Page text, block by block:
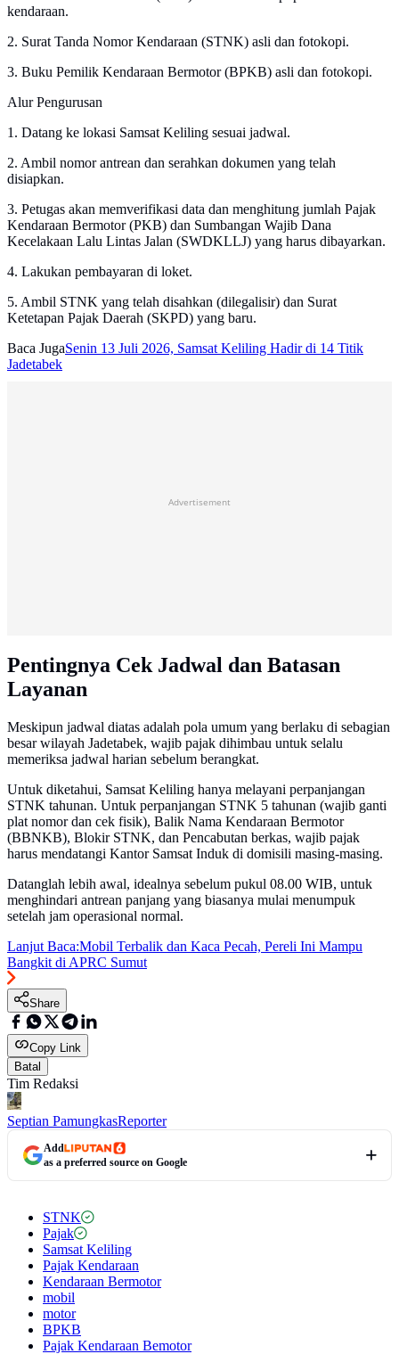
kendaraan.
2. Surat Tanda Nomor Kendaraan (STNK) asli dan fotokopi.
3. Buku Pemilik Kendaraan Bermotor (BPKB) asli dan fotokopi.
Alur Pengurusan
1. Datang ke lokasi Samsat Keliling sesuai jadwal.
2. Ambil nomor antrean dan serahkan dokumen yang telah
disiapkan.
3. Petugas akan memverifikasi data dan menghitung jumlah Pajak
Kendaraan Bermotor (PKB) dan Sumbangan Wajib Dana
Kecelakaan Lalu Lintas Jalan (SWDKLLJ) yang harus dibayarkan.
4. Lakukan pembayaran di loket.
5. Ambil STNK yang telah disahkan (dilegalisir) dan Surat
Ketetapan Pajak Daerah (SKPD) yang baru.
Baca JugaSenin 13 Juli 2026, Samsat Keliling Hadir di 14 Titik
Jadetabek
Advertisement
Pentingnya Cek Jadwal dan Batasan
Layanan
Meskipun jadwal diatas adalah pola umum yang berlaku di sebagian
besar wilayah Jadetabek, wajib pajak dihimbau untuk selalu
memeriksa jadwal harian sebelum berangkat.
Untuk diketahui, Samsat Keliling hanya melayani perpanjangan
STNK tahunan. Untuk perpanjangan STNK 5 tahunan (wajib ganti
plat nomor dan cek fisik), Balik Nama Kendaraan Bermotor
(BBNKB), Blokir STNK, dan Pencabutan berkas, wajib pajak
harus mendatangi Kantor Samsat Induk di domisili masing-masing.
Datanglah lebih awal, idealnya sebelum pukul 08.00 WIB, untuk
menghindari antrean panjang yang biasanya mulai menumpuk
setelah jam operasional normal.
Lanjut Baca:Mobil Terbalik dan Kaca Pecah, Pereli Ini Mampu
Bangkit di APRC Sumut
Share
Copy Link
Batal
Tim Redaksi
Septian PamungkasReporter
Add
as a preferred source on Google
STNK
Pajak
Samsat Keliling
Pajak Kendaraan
Kendaraan Bermotor
mobil
motor
BPKB
Pajak Kendaraan Bemotor